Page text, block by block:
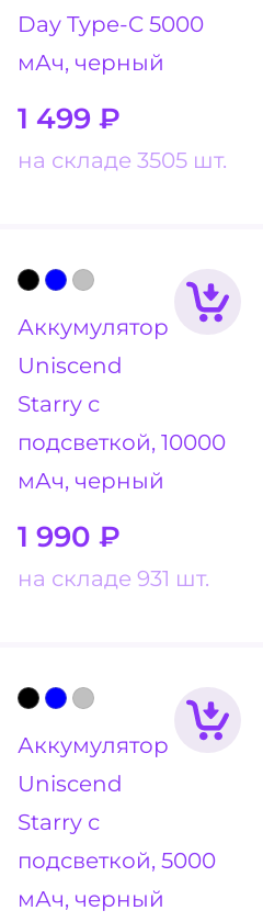
Day Type-C 5000
мАч, черный
1 499 ₽
на складе 3505 шт.
Аккумулятор
Uniscend
Starry с
подсветкой, 10000
мАч, черный
1 990 ₽
на складе 931 шт.
Аккумулятор
Uniscend
Starry с
подсветкой, 5000
мАч, черный